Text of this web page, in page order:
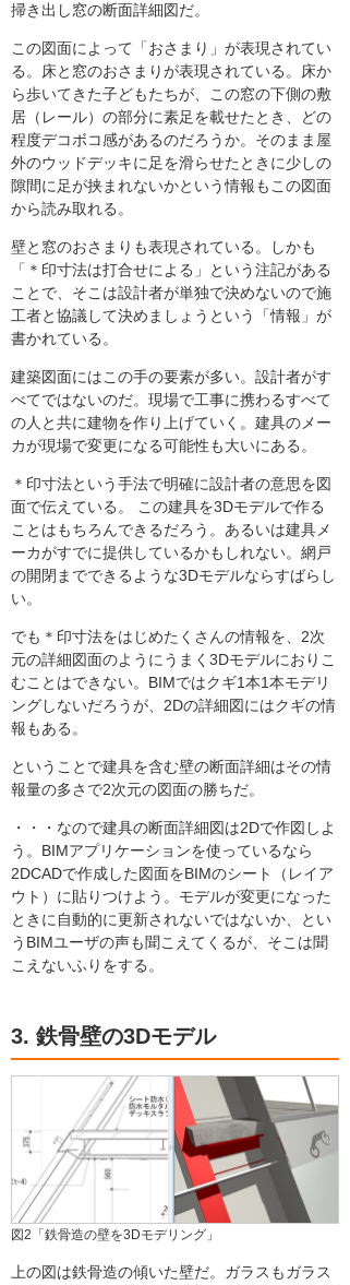
掃き出し窓の断面詳細図だ。
この図面によって「おさまり」が表現されてい
る。床と窓のおさまりが表現されている。床か
ら歩いてきた子どもたちが、この窓の下側の敷
居（レール）の部分に素足を載せたとき、どの
程度デコボコ感があるのだろうか。そのまま屋
外のウッドデッキに足を滑らせたときに少しの
隙間に足が挟まれないかという情報もこの図面
から読み取れる。
壁と窓のおさまりも表現されている。しかも
「＊印寸法は打合せによる」という注記がある
ことで、そこは設計者が単独で決めないので施
工者と協議して決めましょうという「情報」が
書かれている。
建築図面にはこの手の要素が多い。設計者がす
べてではないのだ。現場で工事に携わるすべて
の人と共に建物を作り上げていく。建具のメー
カが現場で変更になる可能性も大いにある。
＊印寸法という手法で明確に設計者の意思を図
面で伝えている。 この建具を3Dモデルで作る
ことはもちろんできるだろう。あるいは建具メ
ーカがすでに提供しているかもしれない。網戸
の開閉までできるような3Dモデルならすばらし
い。
でも＊印寸法をはじめたくさんの情報を、2次
元の詳細図面のようにうまく3Dモデルにおりこ
むことはできない。BIMではクギ1本1本モデリ
ングしないだろうが、2Dの詳細図にはクギの情
報もある。
ということで建具を含む壁の断面詳細はその情
報量の多さで2次元の図面の勝ちだ。
・・・なので建具の断面詳細図は2Dで作図しよ
う。BIMアプリケーションを使っているなら
2DCADで作成した図面をBIMのシート（レイア
ウト）に貼りつけよう。モデルが変更になった
ときに自動的に更新されないではないか、とい
うBIMユーザの声も聞こえてくるが、そこは聞
こえないふりをする。
3. 鉄骨壁の3Dモデル
図2「鉄骨造の壁を3Dモデリング」
上の図は鉄骨造の傾いた壁だ。ガラスもガラス